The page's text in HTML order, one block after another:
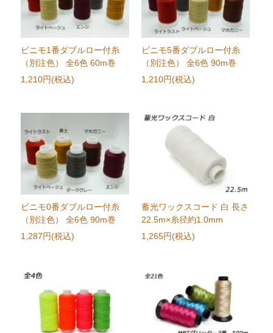
ビニモ1番ダブルロー付糸
（別注色） 全6色 60m巻
1,210円(税込)
ビニモ5番ダブルロー付糸
（別注色） 全6色 90m巻
1,210円(税込)
ビニモ0番ダブルロー付糸
（別注色） 全6色 90m巻
1,287円(税込)
蓄光ワックスコード 白 長さ
22.5m×糸径約1.0mm
1,265円(税込)